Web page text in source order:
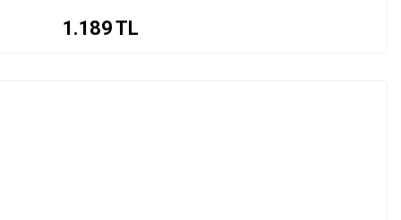
1.189TL